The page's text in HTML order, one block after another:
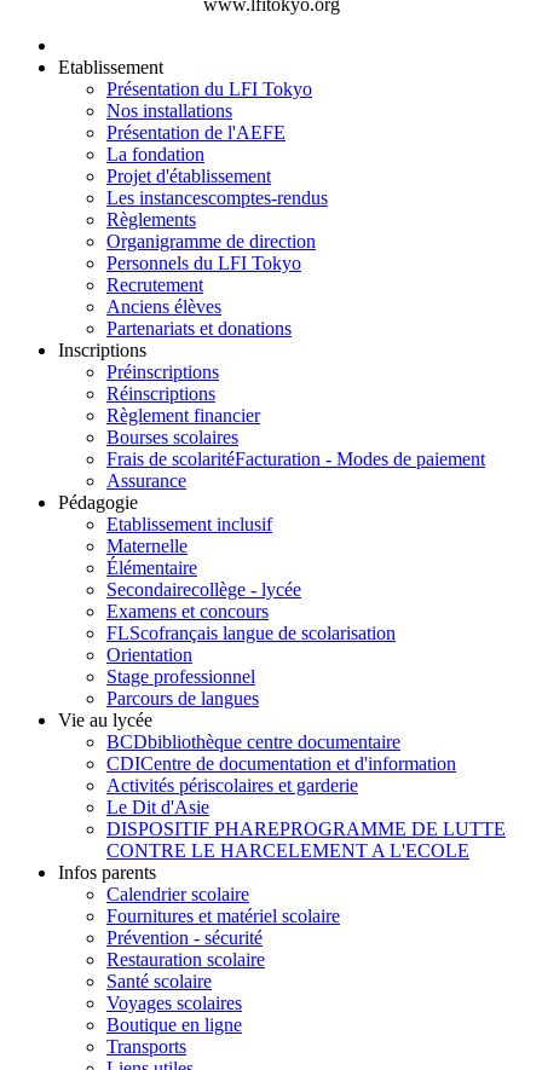
Etablissement
Présentation du LFI Tokyo
Nos installations
Présentation de l'AEFE
La fondation
Projet d'établissement
Les instancescomptes-rendus
Règlements
Organigramme de direction
Personnels du LFI Tokyo
Recrutement
Anciens élèves
Partenariats et donations
Inscriptions
Préinscriptions
Réinscriptions
Règlement financier
Bourses scolaires
Frais de scolaritéFacturation - Modes de paiement
Assurance
Pédagogie
Etablissement inclusif
Maternelle
Élémentaire
Secondairecollège - lycée
Examens et concours
FLScofrançais langue de scolarisation
Orientation
Stage professionnel
Parcours de langues
Vie au lycée
BCDbibliothèque centre documentaire
CDICentre de documentation et d'information
Activités périscolaires et garderie
Le Dit d'Asie
DISPOSITIF PHAREPROGRAMME DE LUTTE
CONTRE LE HARCELEMENT A L'ECOLE
Infos parents
Calendrier scolaire
Fournitures et matériel scolaire
Prévention - sécurité
Restauration scolaire
Santé scolaire
Voyages scolaires
Boutique en ligne
Transports